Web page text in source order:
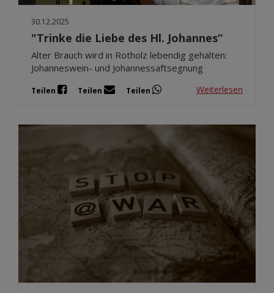
30.12.2025
"Trinke die Liebe des Hl. Johannes“
Alter Brauch wird in Rotholz lebendig gehalten:
Johanneswein- und Johannessaftsegnung
Teilen Teilen Teilen Weiterlesen